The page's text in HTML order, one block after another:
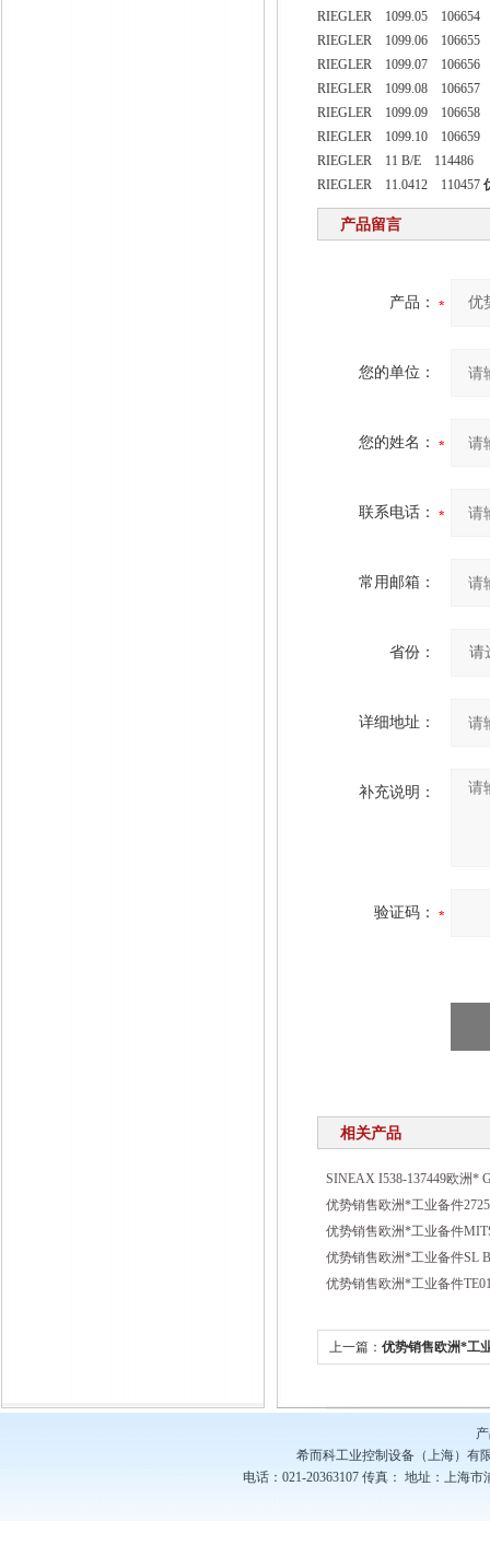
RIEGLER 1099.05 106654
RIEGLER 1099.06 106655
RIEGLER 1099.07 106656
RIEGLER 1099.08 106657
RIEGLER 1099.09 106658
RIEGLER 1099.10 106659
RIEGLER 11 B/E 114486
RIEGLER 11.0412 110457
产品留言
产品：
您的单位：
您的姓名：
联系电话：
常用邮箱：
省份：
详细地址：
补充说明：
验证码：
相关产品
SINEAX I538-137449欧洲*
优势销售欧洲*工业备件
优势销售欧洲*工业备件
优势销售欧洲*工业备件SL
优势销售欧洲*工业备件
上一篇：优势销售欧洲*工
希而科工业控制设备（上海）有
电话：021-20363107 传真： 地址：上海市